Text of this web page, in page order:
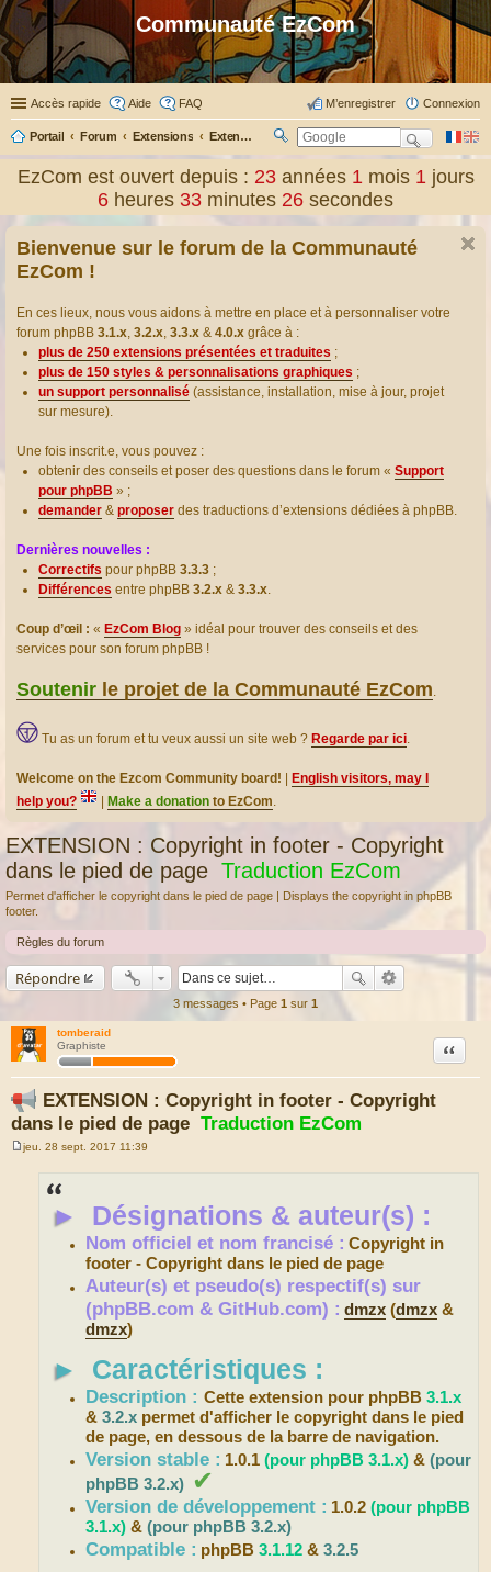
Communauté EzCom
Accès rapide Aide FAQ Connexion
M’enregistrer
Portail Forum Extensions Extensions présentées & traduites
ch
er
EzCom est ouvert depuis : 23 années1 mois1 jours
6 heures 33 minutes 26 secondes
Bienvenue sur le forum de la Communauté
EzCom !
En ces lieux, nous vous aidons à mettre en place et à personnaliser votre
forum phpBB 3.1.x, 3.2.x, 3.3.x & 4.0.x grâce à :
plus de 250 extensions présentées et traduites ;
plus de 150 styles & personnalisations graphiques ;
un support personnalisé (assistance, installation, mise à jour, projet
sur mesure).
Une fois inscrit.e, vous pouvez :
obtenir des conseils et poser des questions dans le forum « Support
pour phpBB » ;
demander & proposer des traductions d’extensions dédiées à phpBB.
Dernières nouvelles :
Correctifs pour phpBB 3.3.3 ;
Différences entre phpBB 3.2.x & 3.3.x.
Coup d’œil : « EzCom Blog » idéal pour trouver des conseils et des
services pour son forum phpBB !
Soutenir le projet de la Communauté EzCom.
Tu as un forum et tu veux aussi un site web ? Regarde par ici.
Welcome on the Ezcom Community board!
English visitors, may I
help you?
Make a donation to EzCom.
EXTENSION : Copyright in footer - Copyright
dans le pied de page Traduction EzCom
Permet d'afficher le copyright dans le pied de page | Displays the copyright in phpBB
footer.
Règles du forum
Répondre
3 messages • Page 1 sur 1
tomberaid
Graphiste
EXTENSION : Copyright in footer - Copyright
dans le pied de page Traduction EzCom
Citation
M
jeu. 28 sept. 2017 11:39
► Désignations & auteur(s) :
Nom officiel et nom francisé : Copyright in
footer - Copyright dans le pied de page
Auteur(s) et pseudo(s) respectif(s) sur
(phpBB.com & GitHub.com) : dmzx (dmzx &
dmzx)
► Caractéristiques :
Description :Cette extension pour phpBB3.1.x
&3.2.x permet d'afficher le copyright dans le pied
de page, en dessous de la barre de navigation.
Version stable : 1.0.1(pour phpBB 3.1.x) &(pour
phpBB 3.2.x) ✔
Version de développement : 1.0.2(pour phpBB
3.1.x) &(pour phpBB 3.2.x)
Compatible : phpBB3.1.12 &3.2.5